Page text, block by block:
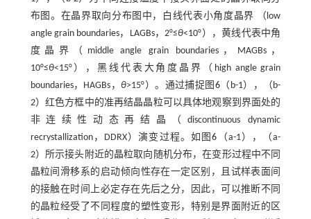
布图。在晶界取向分布图中，白线代表小角度晶界 （low
angle grain boundaries，LAGBs，2°≤θ<10°），黄线代表中角
度晶界（middle angle grain boundaries，MAGBs，
10°≤θ<15°），黑线代表大角度晶界（high angle grain
boundaries，HAGBs， θ>15°）。通过捕捉图 6（b-1），（b-
2）红色方框中的准再结晶晶粒可以具体地观察到界面处的
非连续性动态再结晶（discontinuous dynamic
recrystallization，DDRX）演变过程。如图6 （a-1），（a-
2）所示接头附近的晶粒取向随机分布，在变形过程中不同
晶粒间滑移系的启动倾向性存在一定区别，且试样表面间
的接触在时间上必定存在先后之分，因此，可以推断不同
的晶粒经受了不同程度的塑性变形，特别是界面附近的区